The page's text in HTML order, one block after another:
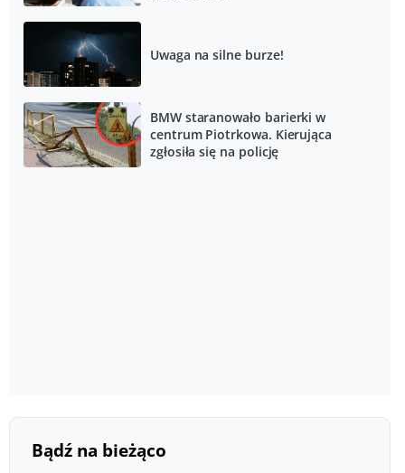
Uwaga na silne burze!
BMW staranowało barierki w
centrum Piotrkowa. Kierująca
zgłosiła się na policję
Bądź na bieżąco